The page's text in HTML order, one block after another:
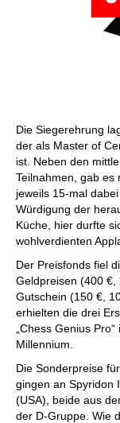
Die Siegerehrung
der als Master of
ist. Neben den
Teilnahmen, gab es
jeweils 15-mal
Würdigung der
Küche, hier durfte
wohlverdienten
Der Preisfonds fiel
Geldpreisen (400 €,
Gutschein (150 €,
erhielten die drei
„Chess Genius
Millennium.
Die Sonderpreise
gingen an Spyridon
(USA), beide aus
der D-Gruppe. Wie